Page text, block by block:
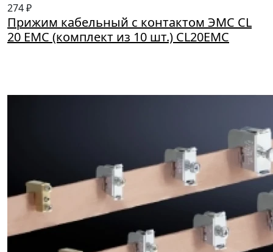
274 ₽
Прижим кабельный с контактом ЭМС CL
20 EMC (комплект из 10 шт.) CL20EMC